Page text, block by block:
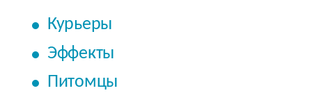
Курьеры
Эффекты
Питомцы